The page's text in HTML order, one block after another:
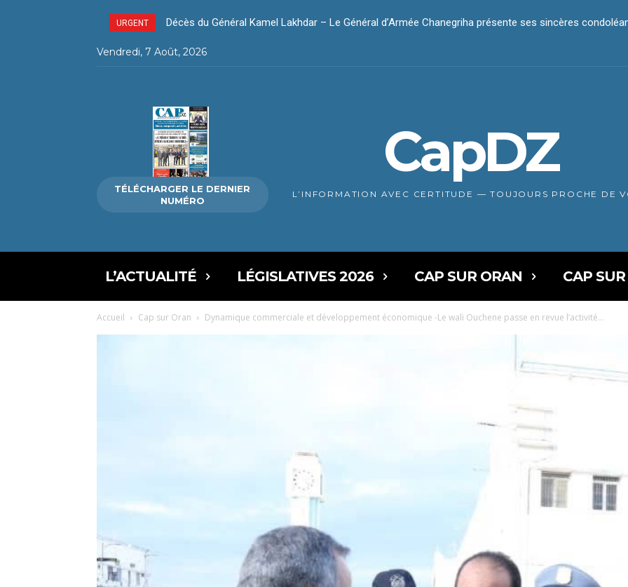
URGENT Décès du Général Kamel Lakhdar – Le Général d’Armée Chanegriha présente ses sincères
Décès du Général Kamel Lakhdar – Le président Tebboune présente ses condoléances
Vendredi, 7 Août, 2026
TÉLÉCHARGER LE DERNIER
NUMÉRO
CapDZ
L’INFORMATION AVEC CERTITUDE — TOUJOURS PROCHE DE
L’ACTUALITÉ LÉGISLATIVES 2026 CAP SUR ORAN CAP
Accueil Cap sur Oran Dynamique commerciale et développement économique -Le wali Ouchene passe en revue l’activité...